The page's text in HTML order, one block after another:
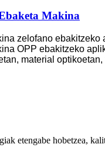
Makina
zelofano
OPP ebakitzeko
material
etengabe hobetzea,